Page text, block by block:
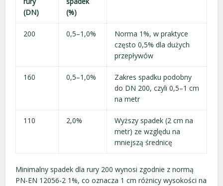
(DN)
(%)
200 0,5–1,0%
Norma 1%, w praktyce
często 0,5% dla dużych
przepływów
160 0,5–1,0%
Zakres spadku podobny
do DN 200, czyli 0,5–1 cm
na metr
110 2,0%
Wyższy spadek (2 cm na
metr) ze względu na
mniejszą średnicę
Minimalny spadek dla rury 200 wynosi zgodnie z normą
PN-EN 12056-2 1%, co oznacza 1 cm różnicy wysokości na